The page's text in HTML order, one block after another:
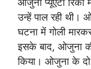
उन्हें पाल रही थी।
घटना में गोली
इसके बाद, ओजुना
किया। ओजुना के